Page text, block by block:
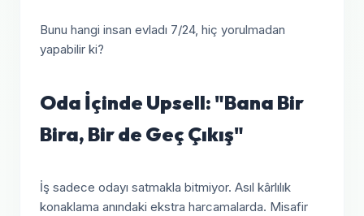
Bunu hangi insan evladı 7/24, hiç yorulmadan
yapabilir ki?
Oda İçinde Upsell: "Bana Bir
Bira, Bir de Geç Çıkış"
İş sadece odayı satmakla bitmiyor. Asıl kârlılık
konaklama anındaki ekstra harcamalarda. Misafir